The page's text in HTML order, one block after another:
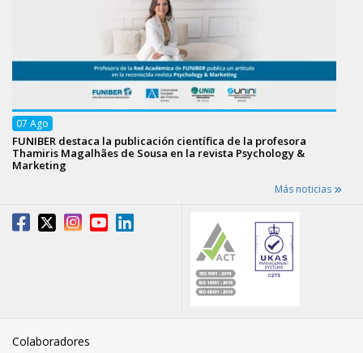
07 Ago
FUNIBER destaca la publicación científica de la profesora
Thamiris Magalhães de Sousa en la revista Psychology &
Marketing
Más noticias
Colaboradores